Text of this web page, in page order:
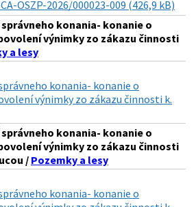
OSZP-2026/000023-009 (426,9 kB)
konania- konanie o
výnimky zo zákazu činnosti
a lesy
konania- konanie o
výnimky zo zákazu činnosti k.
konania- konanie o
výnimky zo zákazu činnosti
/ Pozemky a lesy
konania- konanie o